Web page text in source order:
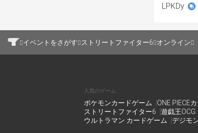
-居住地域
-スポン
🏃トーナ
LPKDy
イベントをさがす ストリートファイター6 オンライン
人気のゲーム
ポケモンカードゲーム ONE PIECE
ストリートファイター6
遊戯王OCG
ウルトラマン カードゲーム
デジモ